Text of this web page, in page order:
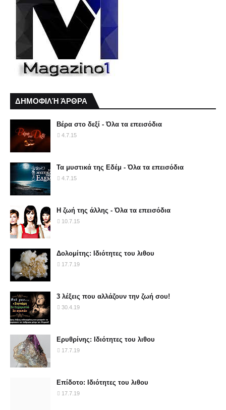
ΔΗΜΟΦΙΛΉ ΆΡΘΡΑ
Βέρα στο δεξί - Όλα τα επεισόδια
4.7.15
Τα μυστικά της Εδέμ - Όλα τα επεισόδια
4.7.15
Η ζωή της άλλης - Όλα τα επεισόδια
10.7.15
Δολομίτης: Ιδιότητες του λιθου
17.7.19
3 λέξεις που αλλάζουν την ζωή σου!
30.4.19
Ερυθρίνης: Ιδιότητες του λιθου
17.7.19
Επίδοτο: Ιδιότητες του λιθου
17.7.19